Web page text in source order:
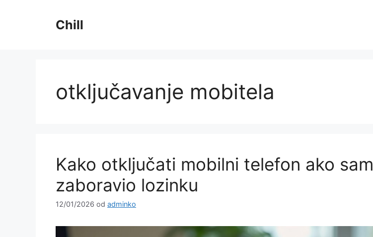
Chill
otključavanje mobitela
Kako otključati mobilni telefon ako sam
zaboravio lozinku
12/01/2026 od adminko